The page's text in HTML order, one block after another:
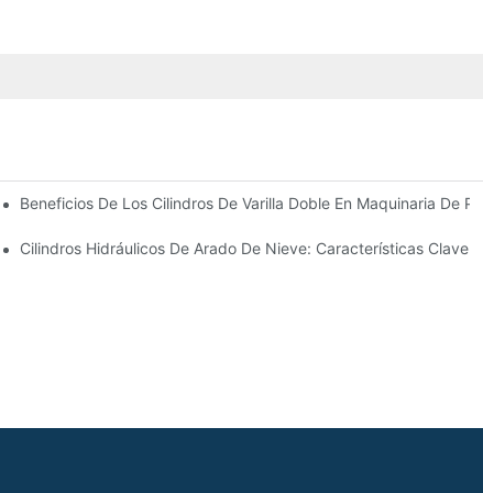
Beneficios De Los Cilindros De Varilla Doble En Maquinaria De
Hidráulico
Cilindros Hidráulicos De Arado De Nieve: Características Clave